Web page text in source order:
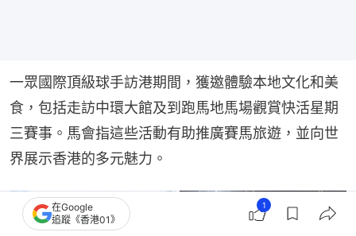
一眾國際頂級球手訪港期間，獲邀體驗本地文化和美
食，包括走訪中環大館及到跑馬地馬場觀賞快活星期
三賽事。馬會指這些活動有助推廣賽馬旅遊，並向世
界展示香港的多元魅力。
在Google
追蹤《香港01》
1